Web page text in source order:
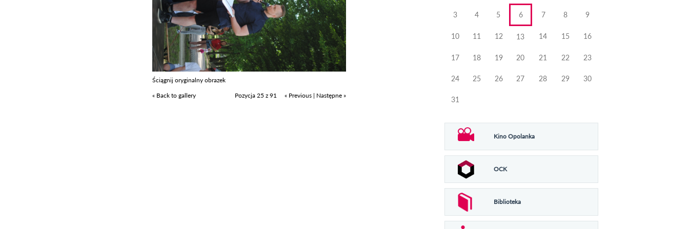
Ściągnij oryginalny obrazek
« Back to gallery
Pozycja 25 z 91 « Previous | Następne »
3 4 5 6 7 8 9
10 11 12 13 14 15 16
17 18 19 20 21 22 23
24 25 26 27 28 29 30
31
Kino Opolanka
OCK
Biblioteka